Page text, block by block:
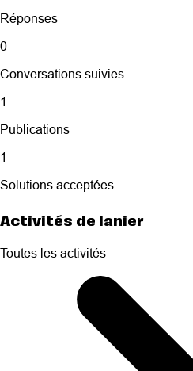
Réponses
0
Conversations suivies
1
Publications
1
Solutions acceptées
Activités de lanier
Toutes les activités